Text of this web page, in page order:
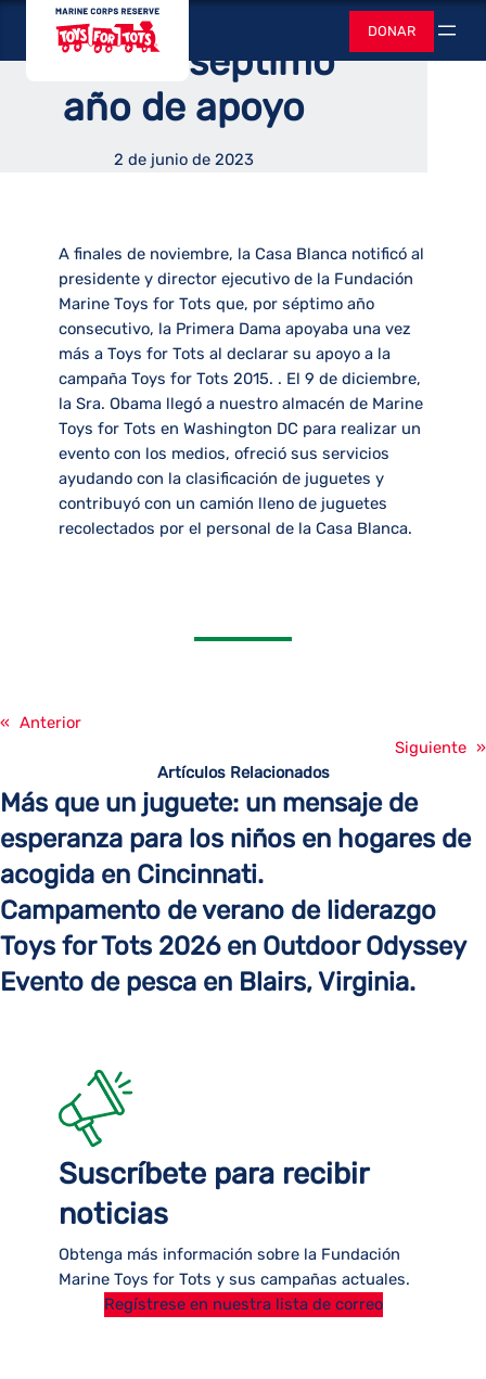
contenido
Juguetes
DONAR Buscar
Michelle Obama
anuncia séptimo
año de apoyo
2 de junio de 2023
A finales de noviembre, la Casa Blanca notificó al
presidente y director ejecutivo de la Fundación
Marine Toys for Tots que, por séptimo año
consecutivo, la Primera Dama apoyaba una vez
más a Toys for Tots al declarar su apoyo a la
campaña Toys for Tots 2015. . El 9 de diciembre,
la Sra. Obama llegó a nuestro almacén de Marine
Toys for Tots en Washington DC para realizar un
evento con los medios, ofreció sus servicios
ayudando con la clasificación de juguetes y
contribuyó con un camión lleno de juguetes
recolectados por el personal de la Casa Blanca.
« Anterior
Siguiente »
Artículos Relacionados
Más que un juguete: un mensaje de
esperanza para los niños en hogares de
acogida en Cincinnati.
Campamento de verano de liderazgo
Toys for Tots 2026 en Outdoor Odyssey
Evento de pesca en Blairs, Virginia.
Suscríbete para recibir
noticias
Obtenga más información sobre la Fundación
Marine Toys for Tots y sus campañas actuales.
Regístrese en nuestra lista de correo